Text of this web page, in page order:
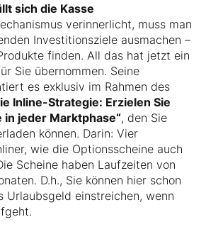
sich die Kasse
verinnerlicht, muss man
Investitionsziele ausmachen –
finden. All das hat jetzt ein
Sie übernommen. Seine
es exklusiv im Rahmen des
Inline-Strategie: Erzielen Sie
in jeder Marktphase“, den Sie
können. Darin: Vier
wie die Optionsscheine auch
Scheine haben Laufzeiten von
D.h., Sie können hier schon
Urlaubsgeld einstreichen, wenn